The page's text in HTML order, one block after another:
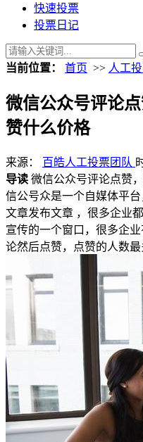
快速投票
投票日记
当前位置： 首页 >> 人工
微信公众号评论
赞什么价格
来源： 百皓人工投票团队
导读 微信公众号评论点赞
信公号众是一个自媒体平
文章发布文章 ，很多企业
宣传的一个窗口，很多企
论然后点赞，点赞的人数最